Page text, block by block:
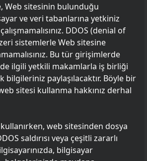
Web sitesinin bulunduğu
ve veri tabanlarına yetkiniz
DDOS (denial of
sistemlerle Web sitesine
Bu tür girişimlerde
ilgili yetkili makamlarla iş birliği
bilgileriniz paylaşılacaktır. Böyle bir
sitesi kullanma hakkınız derhal
web sitesinden dosya
saldırısı veya çeşitli zararlı
bilgisayar